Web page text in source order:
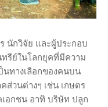
นักวิจัย และผู้ประกอบ
รีย์ในโลกยุคที่มีความ
นทางเลือกของคนบน
ส่วนต่างๆ เช่น เกษตร
อกชน อาทิ บริษัท ปลูก